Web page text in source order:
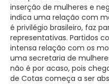
inserção de mulheres e
indica uma relação com
é privilégio brasileiro, faz
representativas. Partidos
intensa relação com os
uma secretaria de
não é por acaso, pois
de Cotas começa a ser